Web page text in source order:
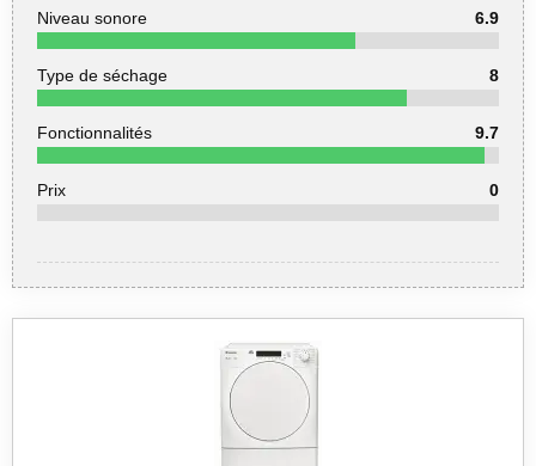
Niveau sonore 6.9
Type de séchage 8
Fonctionnalités 9.7
Prix 0